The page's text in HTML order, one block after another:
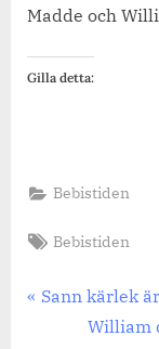
Madde och
Gilla detta:
Bebistiden
Tags:
Bebistiden
Previous
Sann kärlek
Next
William